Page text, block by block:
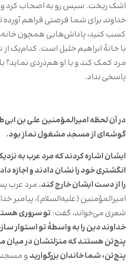
اشک ریخت. سپس رو به اصحاب کرد و
خداوند برای شما فرصتی فراهم
کسب کنید، پاداش‌هایی همچون
با خانۀ ابراهیم خلیل است. کدام‌یک
مرد کمک کند و با او هم‌دردی نماید؟
پاسخی نداد.
در آن لحظه امیرالمؤمنین علی بن
گوشه‌ای از مسجد مشغول نماز بود.
ایشان اشاره کردند که مرد عرب به
انگشتری خود را نشان دادند و اجازه
را از دست ایشان خارج کند. مرد عرب
امیرالمؤمنین (علیه‌السلام)، پیامبر
شعری می‌خواند، گفت: تو سروری
خداوند دین را به واسطۀ تو استوار
پنج‌تن هستند که منزلتشان در میان
پنج‌تن، شما خاندان بزرگوارید و مسجد